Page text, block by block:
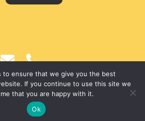
Thailand. All rights reserved.
to ensure that we give you the best
If you continue to use this site we
that you are happy with it.
Ok